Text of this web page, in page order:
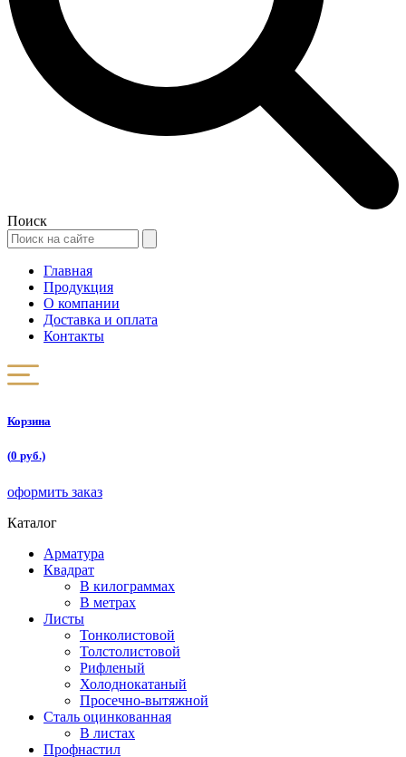
Поиск
Главная
Продукция
О компании
Доставка и оплата
Контакты
Корзина
(0 руб.)
оформить заказ
Каталог
Арматура
Квадрат
В килограммах
В метрах
Листы
Тонколистовой
Толстолистовой
Рифленый
Холоднокатаный
Проcечно-вытяжной
Сталь оцинкованная
В листах
Профнастил